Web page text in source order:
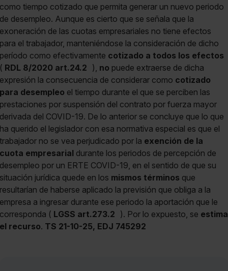
como tiempo cotizado que permita generar un nuevo periodo
de desempleo. Aunque es cierto que se señala que la
exoneración de las cuotas empresariales no tiene efectos
para el trabajador, manteniéndose la consideración de dicho
período como efectivamente cotizado a todos los efectos
( RDL 8/2020 art.24.2 ), no puede extraerse de dicha
expresión la consecuencia de considerar como cotizado
para desempleo el tiempo durante el que se perciben las
prestaciones por suspensión del contrato por fuerza mayor
derivada del COVID-19. De lo anterior se concluye que lo que
ha querido el legislador con esa normativa especial es que el
trabajador no se vea perjudicado por la exención de la
cuota empresarial durante los periodos de percepción de
desempleo por un ERTE COVID-19, en el sentido de que su
situación jurídica quede en los mismos términos que
resultarían de haberse aplicado la previsión que obliga a la
empresa a ingresar durante ese periodo la aportación que le
corresponda ( LGSS art.273.2 ). Por lo expuesto, se estima
el recurso. TS 21-10-25, EDJ 745292